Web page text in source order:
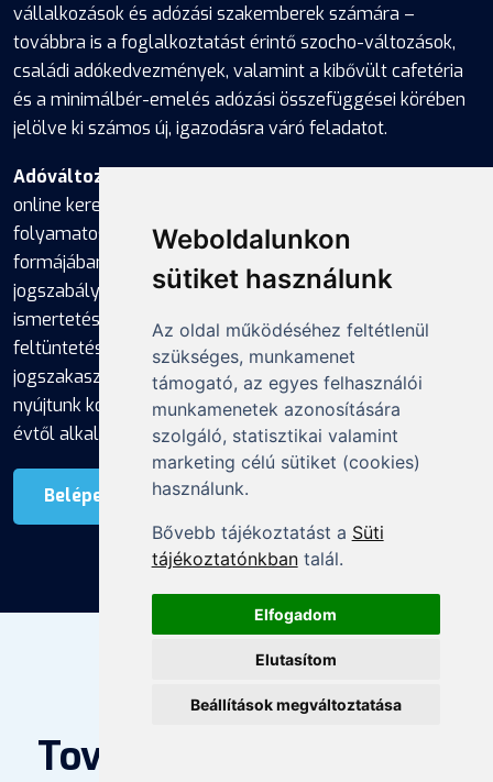
Weboldalunkon
sütiket használunk
Az oldal működéséhez feltétlenül
szükséges, munkamenet
támogató, az egyes felhasználói
munkamenetek azonosítására
szolgáló, statisztikai valamint
marketing célú sütiket (cookies)
használunk.
Bővebb tájékoztatást a Süti
tájékoztatónkbantalál.
Elfogadom
Elutasítom
Beállítások megváltoztatása
vállalkozások és adózási szakemberek számára –
továbbra is a foglalkoztatást érintő szocho-változások,
családi adókedvezmények, valamint a kibővült cafetéria
és a minimálbér-emelés adózási összefüggései körében
jelölve ki számos új, igazodásra váró feladatot.
Adóváltozás Figyelő
online keretek adta lehetőségek kihasználásával
folyamatosan frissítettAdóváltozás-kártyák
formájában tájékoztatjuk a legfrissebb
jogszabályváltozásokról, a változások rövid
ismertetésével. A kapcsolódó jogszabályok szövegének
feltüntetése mellett aktuális időállapot-jelöléssel,
jogszakaszhoz tartozó kérdés-válasz gyűjteménnyel
nyújtunk komplex tájékozódási lehetőséget a 2026-os
évtől alkalmazandó adójogszabályok megértéséhez.
Belépek
MIT ADUNK MÉG?
További tartalmaink és